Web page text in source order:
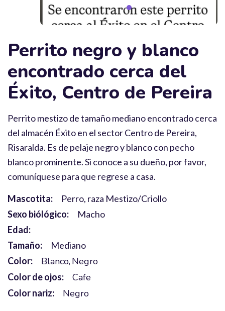
Perrito negro y blanco
encontrado cerca del
Éxito, Centro de Pereira
Perrito mestizo de tamaño mediano encontrado cerca
del almacén Éxito en el sector Centro de Pereira,
Risaralda. Es de pelaje negro y blanco con pecho
blanco prominente. Si conoce a su dueño, por favor,
comuníquese para que regrese a casa.
Mascotita:
Perro, raza Mestizo/Criollo
Sexo biólógico:
Macho
Edad:
Tamaño:
Mediano
Color:
Blanco Negro
Color de ojos: Cafe
Color nariz: Negro